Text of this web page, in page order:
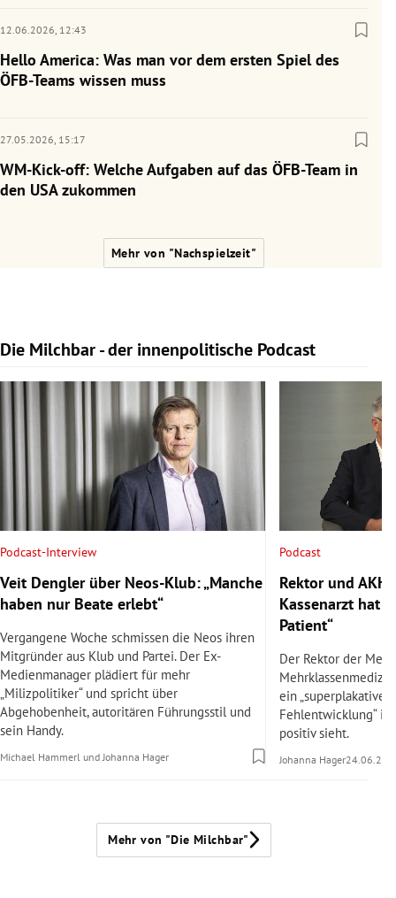
12.06.2026, 12:43
Hello America: Was man vor dem ersten Spiel des
ÖFB-Teams wissen muss
27.05.2026, 15:17
WM-Kick-off: Welche Aufgaben auf das ÖFB-Team in
den USA zukommen
Mehr von "Nachspielzeit"
Die Milchbar - der innenpolitische Podcast
Slide 1 von 9
Podcast-Interview
Veit Dengler über Neos-Klub: „Manche
haben nur Beate erlebt“
Vergangene Woche schmissen die Neos ihren
Mitgründer aus Klub und Partei. Der Ex-
Medienmanager plädiert für mehr
„Milizpolitiker“ und spricht über
Abgehobenheit, autoritären Führungsstil und
sein Handy.
Michael Hammerl und Johanna Hager
Podcast
Rektor und
Kassenarzt hat
Patient“
Der Rektor der
ein
Fehlentwicklung“
positiv sieht.
Johanna Hager
Mehr von "Die Milchbar"